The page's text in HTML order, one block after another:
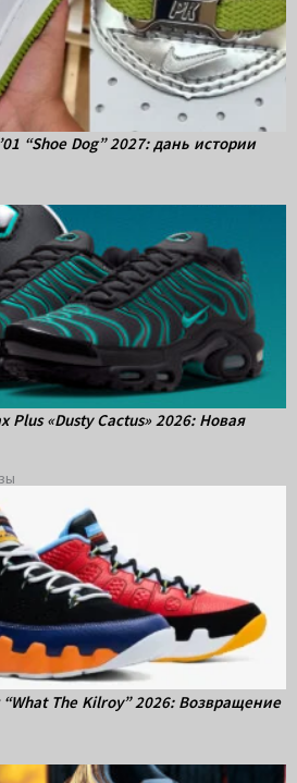
“Shoe Dog” 2027: дань истории
Plus «Dusty Cactus» 2026: Новая
The Kilroy” 2026: Возвращение